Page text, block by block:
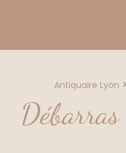
Antiquaire Lyon